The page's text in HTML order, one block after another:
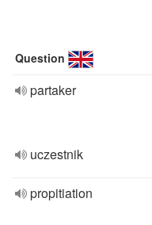
Question
partaker
uczestnik
propitiation